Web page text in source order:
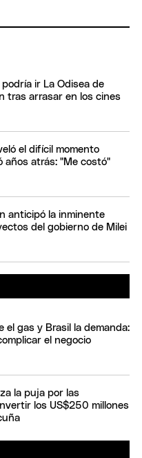
ir La Odisea de
tras arrasar en los cines
el difícil momento
años atrás: "Me costó"
anticipó la inminente
del gobierno de Milei
el gas y Brasil la demanda:
el negocio
la puja por las
los US$250 millones